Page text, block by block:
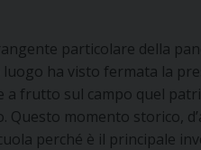
particolare della
ha visto fermata la
frutto sul campo quel
Questo momento storico,
perché è il principale